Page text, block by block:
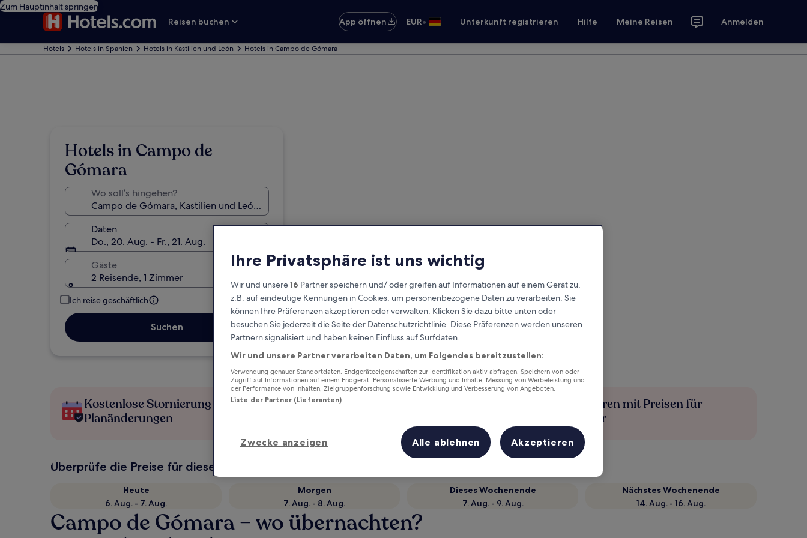
Zum Hauptinhalt springen
Reisen buchen
App öffnen EUR• Unterkunft registrieren Hilfe Meine Reisen Anmelden
Hotels Hotels in Spanien Hotels in Kastilien und León Hotels in Campo de Gómara
Hotels in Campo de
Gómara
Wo soll’s hingehen?
Daten
Do., 20. Aug. - Fr., 21. Aug.
Gäste
2 Reisende, 1 Zimmer
Ich reise geschäftlich
Suchen
Kostenlose Stornierung bei
Planänderungen
Verdiene Prämien für jede
Mehr sparen mit Preisen für
Mitglieder
Überprüfe die Preise für diese Daten
Heute
6. Aug. - 7. Aug.
Morgen
7. Aug. - 8. Aug.
Dieses Wochenende
7. Aug. - 9. Aug.
Nächstes Wochenende
14. Aug. - 16. Aug.
Campo de Gómara – wo übernachten?
Ihre Privatsphäre ist uns wichtig
Wir und unsere16 Partner speichern und/ oder greifen auf Informationen auf einem Gerät zu,
z.B. auf eindeutige Kennungen in Cookies, um personenbezogene Daten zu verarbeiten. Sie
können Ihre Präferenzen akzeptieren oder verwalten. Klicken Sie dazu bitte unten oder
besuchen Sie jederzeit die Seite der Datenschutzrichtlinie. Diese Präferenzen werden unseren
Partnern signalisiert und haben keinen Einfluss auf Surfdaten.
Wir und unsere Partner verarbeiten Daten, um Folgendes bereitzustellen:
Verwendung genauer Standortdaten. Endgeräteeigenschaften zur Identifikation aktiv abfragen. Speichern von oder
Zugriff auf Informationen auf einem Endgerät. Personalisierte Werbung und Inhalte, Messung von Werbeleistung und
der Performance von Inhalten, Zielgruppenforschung sowie Entwicklung und Verbesserung von Angeboten.
Liste der Partner (Lieferanten)
Zwecke anzeigen Alle ablehnen Akzeptieren